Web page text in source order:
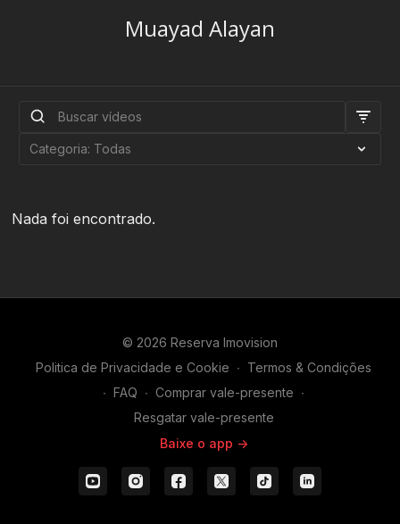
Muayad Alayan
Nada foi encontrado.
© 2026 Reserva Imovision
Politica de Privacidade e Cookie ∙ Termos & Condições
∙ FAQ ∙ Comprar vale-presente ∙
Resgatar vale-presente
Baixe o app ->